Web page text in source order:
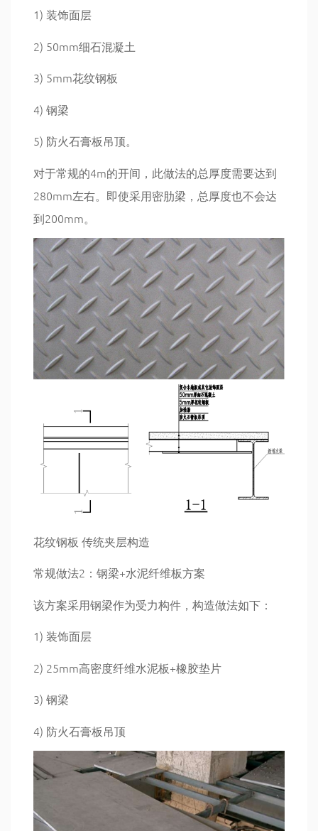
1) 装饰面层
2) 50mm细石混凝土
3) 5mm花纹钢板
4) 钢梁
5) 防火石膏板吊顶。
对于常规的4m的开间，此做法的总厚度需要达到
280mm左右。即使采用密肋梁，总厚度也不会达
到200mm。
花纹钢板 传统夹层构造
常规做法2：钢梁+水泥纤维板方案
该方案采用钢梁作为受力构件，构造做法如下：
1) 装饰面层
2) 25mm高密度纤维水泥板+橡胶垫片
3) 钢梁
4) 防火石膏板吊顶